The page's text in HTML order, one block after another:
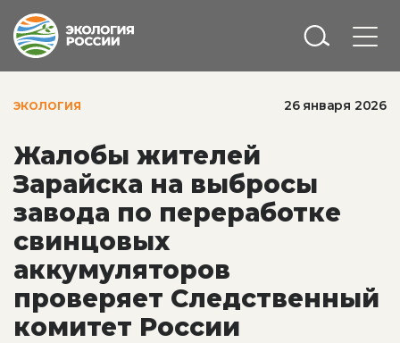
ЭКОЛОГИЯ 26 января 2026
Жалобы жителей
Зарайска на выбросы
завода по переработке
свинцовых
аккумуляторов
проверяет Следственный
комитет России